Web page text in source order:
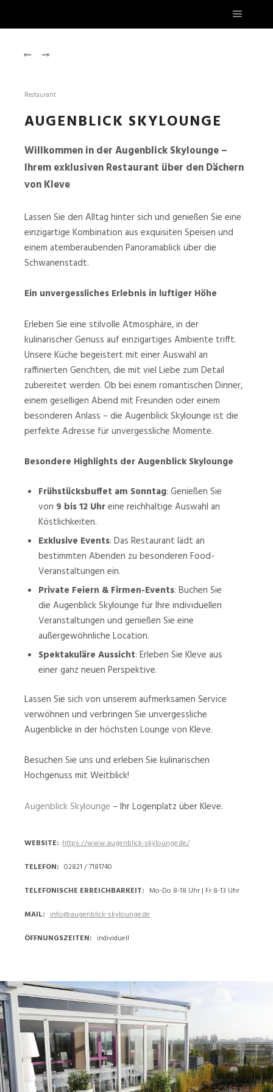
Restaurant
AUGENBLICK SKYLOUNGE
Willkommen in der Augenblick Skylounge –
Ihrem exklusiven Restaurant über den Dächern
von Kleve
Lassen Sie den Alltag hinter sich und genießen Sie eine
einzigartige Kombination aus exquisiten Speisen und
einem atemberaubenden Panoramablick über die
Schwanenstadt.
Ein unvergessliches Erlebnis in luftiger Höhe
Erleben Sie eine stilvolle Atmosphäre, in der
kulinarischer Genuss auf einzigartiges Ambiente trifft.
Unsere Küche begeistert mit einer Auswahl an
raffinierten Gerichten, die mit viel Liebe zum Detail
zubereitet werden. Ob bei einem romantischen Dinner,
einem geselligen Abend mit Freunden oder einem
besonderen Anlass – die Augenblick Skylounge ist die
perfekte Adresse für unvergessliche Momente.
Besondere Highlights der Augenblick Skylounge
Frühstücksbuffet am Sonntag: Genießen Sie
von 9 bis 12 Uhreine reichhaltige Auswahl an
Köstlichkeiten.
Exklusive Events: Das Restaurant lädt an
bestimmten Abenden zu besonderen Food-
Veranstaltungen ein.
Private Feiern & Firmen-Events: Buchen Sie
die Augenblick Skylounge für Ihre individuellen
Veranstaltungen und genießen Sie eine
außergewöhnliche Location.
Spektakuläre Aussicht: Erleben Sie Kleve aus
einer ganz neuen Perspektive.
Lassen Sie sich von unserem aufmerksamen Service
verwöhnen und verbringen Sie unvergessliche
Augenblicke in der höchsten Lounge von Kleve.
Besuchen Sie uns und erleben Sie kulinarischen
Hochgenuss mit Weitblick!
Augenblick Skylounge – Ihr Logenplatz über Kleve.
WEBSITE https://www.augenblick-skylounge.de/
TELEFON
02821 / 7181740
TELEFONISCHE ERREICHBARKEIT
Mo-Do 8-18 Uhr | Fr 8-13 Uhr
MAIL
info@augenblick-skylounge.de
ÖFFNUNGSZEITEN
individuell